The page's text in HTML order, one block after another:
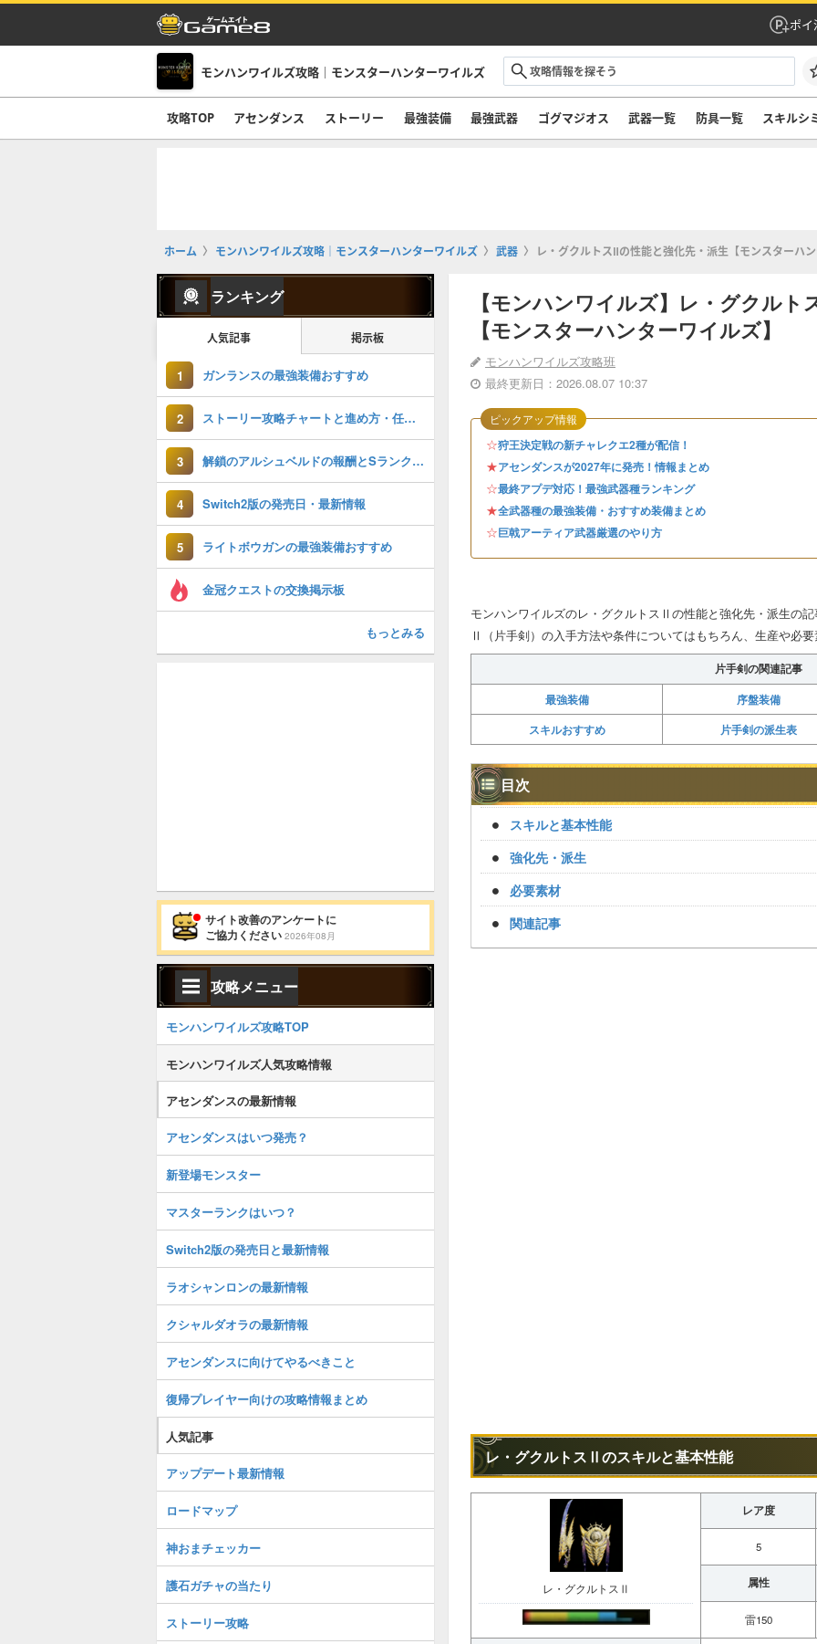
ポイ
モンハンワイルズ攻略｜モンスターハンターワイルズ
攻略TOP アセンダンス ストーリー 最強装備 最強武器 ゴグマジオス 武器一覧 防具一覧 スキルシ
ホーム モンハンワイルズ攻略｜モンスターハンターワイルズ 武器 レ・グクルトスⅡの性能と強化先・派生【モンスターハ
【モンハンワイルズ】レ・グクル
【モンスターハンターワイルズ】
モンハンワイルズ攻略班
最終更新日：2026.08.07 10:37
☆狩王決定戦の新チャレクエ2種が配信！
★アセンダンスが2027年に発売！情報まとめ
☆最終アプデ対応！最強武器種ランキング
★全武器種の最強装備・おすすめ装備まとめ
☆巨戟アーティア武器厳選のやり方
ピックアップ情報
モンハンワイルズのレ・グクルトスⅡの性能と強化先・派生の
Ⅱ（片手剣）の入手方法や条件についてはもちろん、生産や必
片手剣の関連記事
最強装備
序盤装備
スキルおすすめ
片手剣の派生表
目次
スキルと基本性能
強化先・派生
必要素材
関連記事
レ・グクルトスⅡのスキルと基本性能
レ・グクルトスⅡ
レア度
5
属性
雷150
ランキング
人気記事 掲示板
1 ガンランスの最強装備おすすめ
2 ストーリー攻略チャートと進め方・任務クエスト
3 解鎖のアルシュベルドの報酬とSランクを取るコツ
4 Switch2版の発売日・最新情報
5 ライトボウガンの最強装備おすすめ
金冠クエストの交換掲示板
もっとみる
サイト改善のアンケートに
ご協力ください 2026年08月
攻略メニュー
モンハンワイルズ攻略TOP
モンハンワイルズ人気攻略情報
アセンダンスの最新情報
アセンダンスはいつ発売？
新登場モンスター
マスターランクはいつ？
Switch2版の発売日と最新情報
ラオシャンロンの最新情報
クシャルダオラの最新情報
アセンダンスに向けてやるべきこと
復帰プレイヤー向けの攻略情報まとめ
人気記事
アップデート最新情報
ロードマップ
神おまチェッカー
護石ガチャの当たり
ストーリー攻略